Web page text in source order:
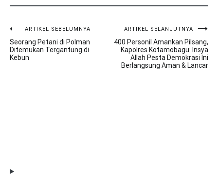
Navigasi
pos
ARTIKEL SEBELUMNYA
Seorang Petani di Polman
Ditemukan Tergantung di
Kebun
ARTIKEL SELANJUTNYA
400 Personil Amankan Pilsang,
Kapolres Kotamobagu: Insya
Allah Pesta Demokrasi Ini
Berlangsung Aman & Lancar